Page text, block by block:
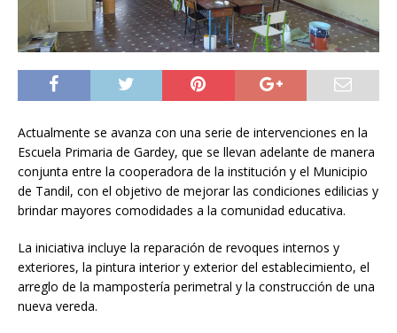
Actualmente se avanza con una serie de intervenciones en la
Escuela Primaria de Gardey, que se llevan adelante de manera
conjunta entre la cooperadora de la institución y el Municipio
de Tandil, con el objetivo de mejorar las condiciones edilicias y
brindar mayores comodidades a la comunidad educativa.
La iniciativa incluye la reparación de revoques internos y
exteriores, la pintura interior y exterior del establecimiento, el
arreglo de la mampostería perimetral y la construcción de una
nueva vereda.